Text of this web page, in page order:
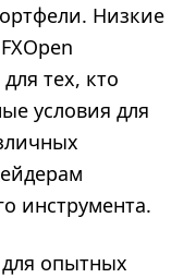
Низкие
тех, кто
условия для
инструмента.
опытных